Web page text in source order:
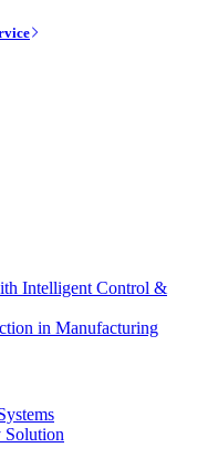
Intelligent Control &
in Manufacturing
Solution